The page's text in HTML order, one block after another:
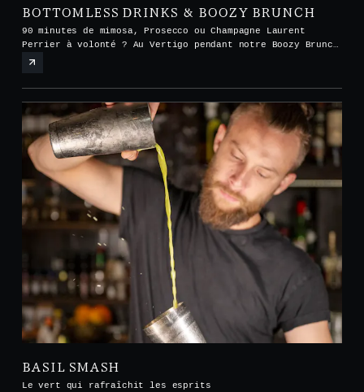
BOTTOMLESS DRINKS & BOOZY BRUNCH
90 minutes de mimosa, Prosecco ou Champagne Laurent
Perrier à volonté ? Au Vertigo pendant notre Boozy Brunch
tous les samedis et dimanches de midi à 15h
BASIL SMASH
Le vert qui rafraîchit les esprits